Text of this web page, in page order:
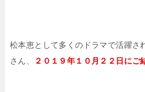
松本恵として多くのドラマで活躍さ
さん、
２０１９年１０月２２日にご